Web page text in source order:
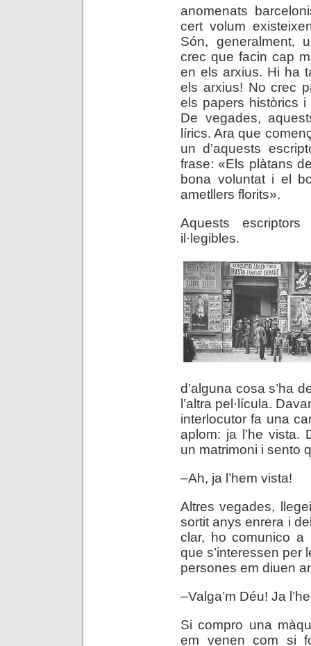
anomenats
cert volum
Són, generalment,
crec que facin cap
en els arxius. Hi ha
els arxius! No crec
els papers històrics
De vegades,
lírics. Ara que
un d’aquests
frase: «Els plàtans
bona voluntat i el
ametllers florits».
Aquests
il·legibles.
d’alguna cosa s’ha
l’altra pel·lícula.
interlocutor fa una
aplom: ja l’he vista.
un matrimoni i sento
–Ah, ja l’hem vista!
Altres vegades,
sortit anys enrera i
clar, ho comunico a
que s’interessen per
persones em diuen
–Valga’m Déu! Ja
Si compro una
em venen com si